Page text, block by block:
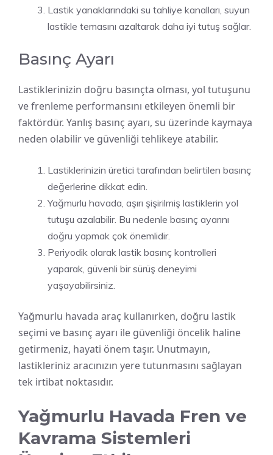
Lastik yanaklarındaki su tahliye kanalları, suyun
lastikle temasını azaltarak daha iyi tutuş sağlar.
Basınç Ayarı
Lastiklerinizin doğru basınçta olması, yol tutuşunu
ve frenleme performansını etkileyen önemli bir
faktördür. Yanlış basınç ayarı, su üzerinde kaymaya
neden olabilir ve güvenliği tehlikeye atabilir.
Lastiklerinizin üretici tarafından belirtilen basınç
değerlerine dikkat edin.
Yağmurlu havada, aşırı şişirilmiş lastiklerin yol
tutuşu azalabilir. Bu nedenle basınç ayarını
doğru yapmak çok önemlidir.
Periyodik olarak lastik basınç kontrolleri
yaparak, güvenli bir sürüş deneyimi
yaşayabilirsiniz.
Yağmurlu havada araç kullanırken, doğru lastik
seçimi ve basınç ayarı ile güvenliği öncelik haline
getirmeniz, hayati önem taşır. Unutmayın,
lastikleriniz aracınızın yere tutunmasını sağlayan
tek irtibat noktasıdır.
Yağmurlu Havada Fren ve
Kavrama Sistemleri